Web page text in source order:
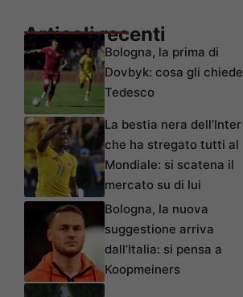
Articoli recenti
Bologna, la prima di
Dovbyk: cosa gli chiede
Tedesco
La bestia nera dell’Inter
che ha stregato tutti al
Mondiale: si scatena il
mercato su di lui
Bologna, la nuova
suggestione arriva
dall’Italia: si pensa a
Koopmeiners